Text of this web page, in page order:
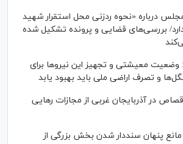
درباره «نحوه ردزنی محل استقرار شهید
بررسی‌های قضایی و پرونده تشکیل شده
وضعیت معیشتی و تجهیز این نیرو‌ها برای
و تصرف اراضی ملی باید بهبود یابد
در آذربایجان‌ غربی از مجازات رهایی
مانع پنهان سنددار شدن بخش بزرگی از